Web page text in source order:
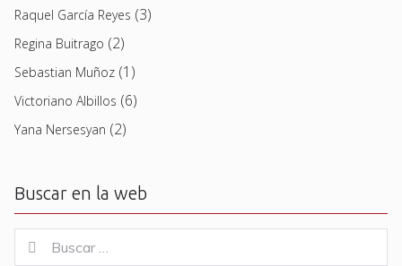
Raquel García Reyes (3)
Regina Buitrago (2)
Sebastian Muñoz (1)
Victoriano Albillos (6)
Yana Nersesyan (2)
Buscar en la web
for:
Buscar